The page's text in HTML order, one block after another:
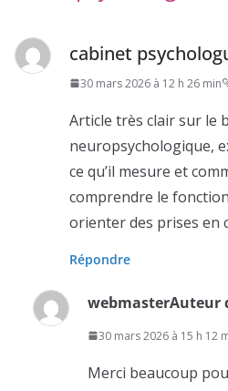
cabinet
30 mars 2026 à 12 h 26 min
Article très clair sur le
neuropsychologique,
ce qu’il mesure et
comprendre le
orienter des prises en
Répondre
webmasterAuteur
30 mars 2026 à 15 h 12
Merci beaucoup